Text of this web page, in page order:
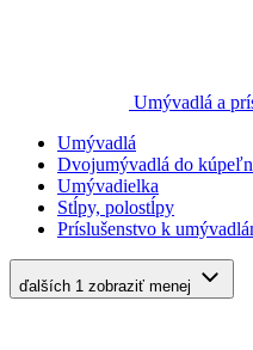
Umývadlá a
Umývadlá
Dvojumývadlá do
Umývadielka
Stĺpy, polostĺpy
Príslušenstvo k
ďalších 1 zobraziť menej